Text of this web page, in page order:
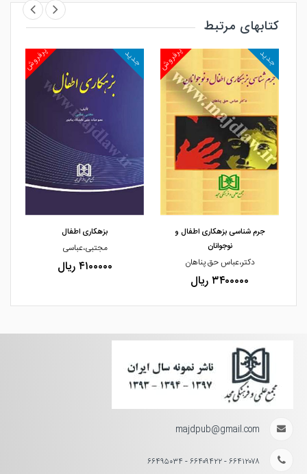
کتابهای مرتبط
مشاهده و خرید
پرفروش جدید
جرم شناسی بزهکاری اطفال و
نوجوانان
دکتر،عباس حق پناهان
۳۴۰۰۰۰۰ ریال
پرفروش جدید
بزهکاری اطفال
مجتبی،عباسی
۴۱۰۰۰۰۰ ریال
majdpub@gmail.com
۶۶۴۱۲۰۷۸ - ۶۶۴۰۹۴۲۲ - ۶۶۴۹۵۰۳۴